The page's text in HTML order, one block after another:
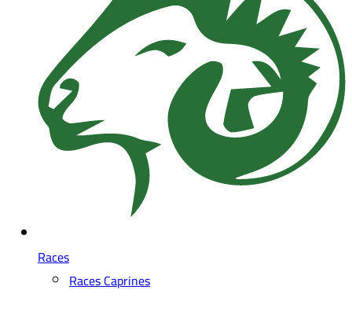
Races
Races Caprines